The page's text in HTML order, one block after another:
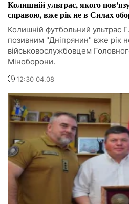
Колишній ультрас, якого
справою, вже рік не в Силах
Колишній футбольний ультрас
позивним "Дніпрянин" вже рік
військовослужбовцем
Міноборони.
12:30 04.08